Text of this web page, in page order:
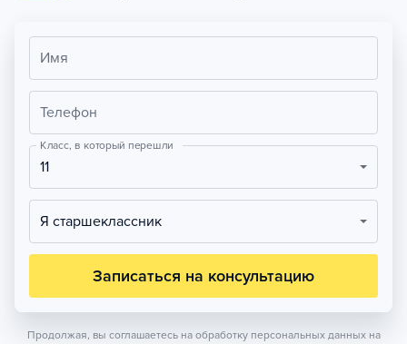
Имя
Телефон
Класс, в который перешли
11
Я старшеклассник
Записаться на консультацию
Продолжая, вы соглашаетесь на обработку персональных данных на